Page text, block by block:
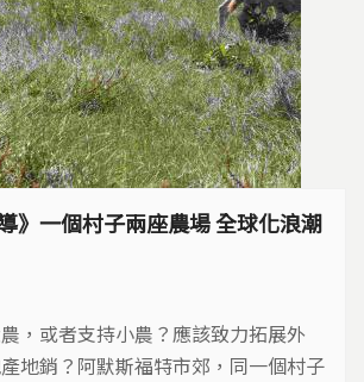
》一個村子兩座農場 全球化浪潮
，或者支持小農？應該致力拓展外
地銷？阿默斯福特市郊，同一個村子